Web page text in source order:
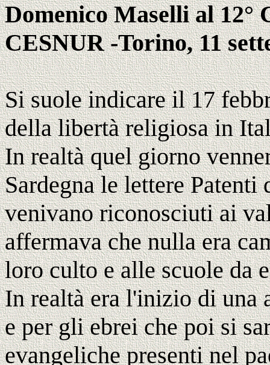
Domenico Maselli al 12°
CESNUR -Torino, 11
Si suole indicare il 17
della libertà religiosa in
In realtà quel giorno
Sardegna le lettere
venivano riconosciuti ai
affermava che nulla era
loro culto e alle scuole da
In realtà era l'inizio di una
e per gli ebrei che poi si
evangeliche presenti nel